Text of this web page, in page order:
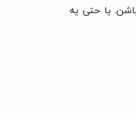
یا حتی یه